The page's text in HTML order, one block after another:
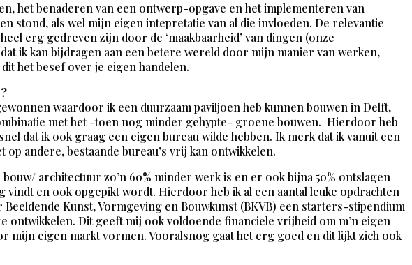
het benaderen van een ontwerp-opgave en het implementeren van
stond, als wel mijn eigen intepretatie van al die invloeden. De relevantie
erg gedreven zijn door de ‘maakbaarheid’ van dingen (onze
ik kan bijdragen aan een betere wereld door mijn manier van werken,
het besef over je eigen handelen.
waardoor ik een duurzaam paviljoen heb kunnen bouwen in Delft,
met het -toen nog minder gehypte- groene bouwen. Hierdoor heb
dat ik ook graag een eigen bureau wilde hebben. Ik merk dat ik vanuit een
andere, bestaande bureau’s vrij kan ontwikkelen.
architectuur zo’n 60% minder werk is en er ook bijna 50% ontslagen
en ook opgepikt wordt. Hierdoor heb ik al een aantal leuke opdrachten
Kunst, Vormgeving en Bouwkunst (BKVB) een starters-stipendium
Dit geeft mij ook voldoende financiele vrijheid om m’n eigen
eigen markt vormen. Vooralsnog gaat het erg goed en dit lijkt zich ook